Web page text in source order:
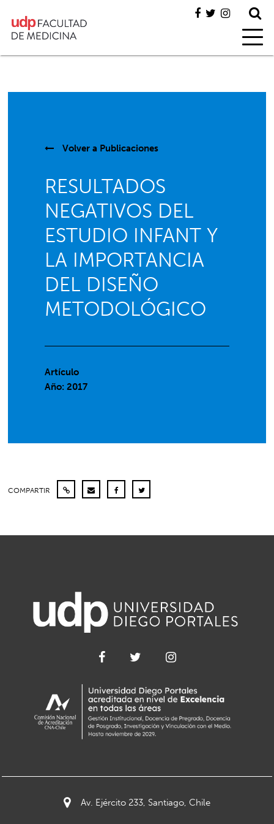
Volver a Publicaciones
RESULTADOS
NEGATIVOS DEL
ESTUDIO INFANT Y
LA IMPORTANCIA
DEL DISEÑO
METODOLÓGICO
Artículo
Año: 2017
COMPARTIR
Av. Ejército 233, Santiago, Chile